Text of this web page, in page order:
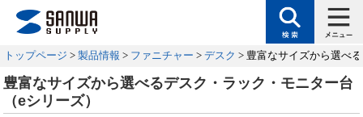
トップページ > 製品情報 > ファニチャー > デスク > 豊富なサイズから選べ
豊富なサイズから選べるデスク・ラック・モニター台
（eシリーズ）